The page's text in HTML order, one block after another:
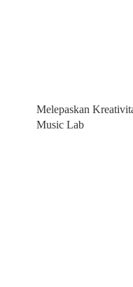
Melepaskan
Music Lab